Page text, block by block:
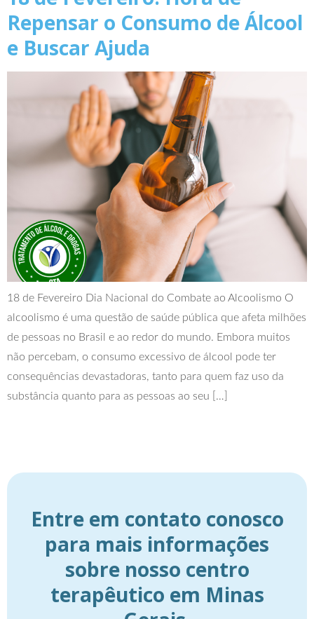
Repensar o Consumo de Álcool
e Buscar Ajuda
18 de Fevereiro Dia Nacional do Combate ao Alcoolismo O
alcoolismo é uma questão de saúde pública que afeta milhões
de pessoas no Brasil e ao redor do mundo. Embora muitos
não percebam, o consumo excessivo de álcool pode ter
consequências devastadoras, tanto para quem faz uso da
substância quanto para as pessoas ao seu […]
Entre em contato conosco
para mais informações
sobre nosso centro
terapêutico em Minas